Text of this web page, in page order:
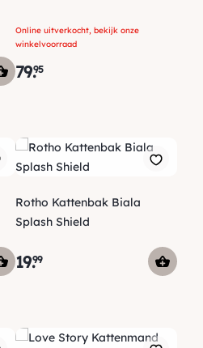
Online uitverkocht, bekijk onze
winkelvoorraad
79.95
Rotho Kattenbak Biala
Splash Shield
19.99